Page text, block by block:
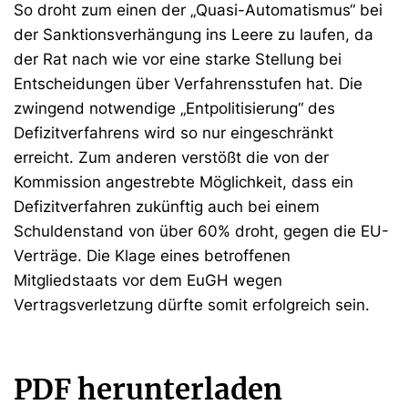
So droht zum einen der „Quasi-Automatismus“ bei
der Sanktionsverhängung ins Leere zu laufen, da
der Rat nach wie vor eine starke Stellung bei
Entscheidungen über Verfahrensstufen hat. Die
zwingend notwendige „Entpolitisierung“ des
Defizitverfahrens wird so nur eingeschränkt
erreicht. Zum anderen verstößt die von der
Kommission angestrebte Möglichkeit, dass ein
Defizitverfahren zukünftig auch bei einem
Schuldenstand von über 60% droht, gegen die EU-
Verträge. Die Klage eines betroffenen
Mitgliedstaats vor dem EuGH wegen
Vertragsverletzung dürfte somit erfolgreich sein.
PDF herunterladen